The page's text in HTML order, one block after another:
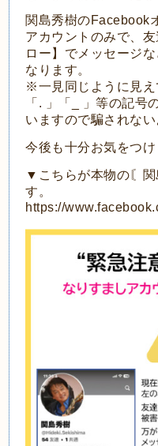
関島秀樹のFacebook
アカウントのみで、
ロー】でメッセージ
なります。
※一見同じように見え
「. 」「_ 」等の記号
いますので騙されない
今後も十分お気をつ
▼こちらが本物の〘
す。
https://